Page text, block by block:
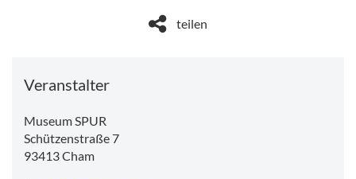
teilen
Veranstalter
Museum SPUR
Schützenstraße 7
93413Cham